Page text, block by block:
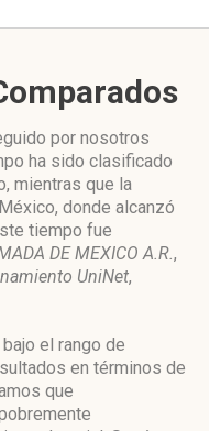
por nosotros
ha sido clasificado
mientras que la
donde alcanzó
tiempo fue
DE MEXICO A.R.,
UniNet,
el rango de
en términos de
que